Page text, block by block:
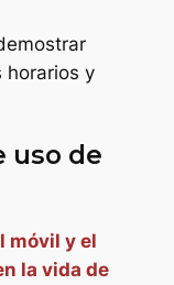
horarios y
uso de
móvil y el
la vida de